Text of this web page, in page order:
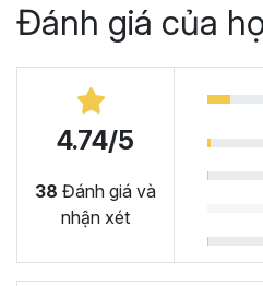
ỨNG DỤNG
MICROSOFT
CÔNG VIỆC
Microsoft Word là công cụ
trong nhiều ngành nghề hiện
năng và chức năng hữu ích
liệu… Có thể kể đến một số
Đánh giá của
4.74/5
38 Đánh giá và
nhận xét